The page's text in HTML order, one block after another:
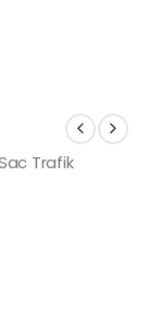
Trafik